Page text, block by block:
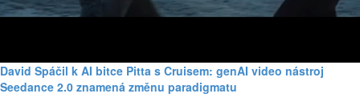
David Spáčil k AI bitce Pitta s Cruisem: genAI video nástroj
Seedance 2.0 znamená změnu paradigmatu